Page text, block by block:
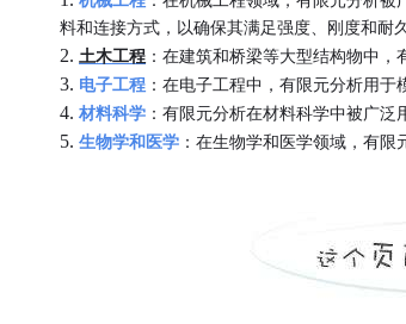
料和连接方式，以确保其满足强度、刚度和耐
2. 土木工程 ：在建筑和桥梁等大型结构物中
3. 电子工程 ：在电子工程中，有限元分析用
4. 材料科学 ：有限元分析在材料科学中被广
5. 生物学和医学 ：在生物学和医学领域，有